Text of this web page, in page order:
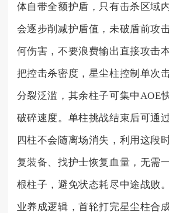
体自带全额护盾，只有击杀区域
会逐步削减护盾值，未破盾前攻
何伤害，不要浪费输出直接攻击
把控击杀密度，星尘柱控制单次
分裂泛滥，其余柱子可集中AOE
破碎速度。单柱挑战结束后可通
四柱不会随离场消失，利用这段
复装备、找护士恢复血量，无需
根柱子，避免状态耗尽中途战败
业养成逻辑，首轮打完星尘柱合